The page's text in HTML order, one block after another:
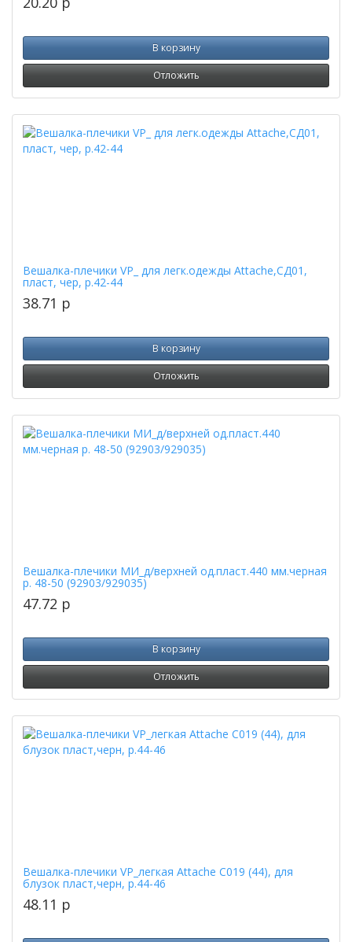
В корзину
Отложить
Вешалка-плечики VP_ для легк.одежды Attache,СД01,
пласт, чер, р.42-44
38.71 p
В корзину
Отложить
Вешалка-плечики МИ_д/верхней од.пласт.440 мм.черная
р. 48-50 (92903/929035)
47.72 p
В корзину
Отложить
Вешалка-плечики VP_легкая Attache С019 (44), для
блузок пласт,черн, р.44-46
48.11 p